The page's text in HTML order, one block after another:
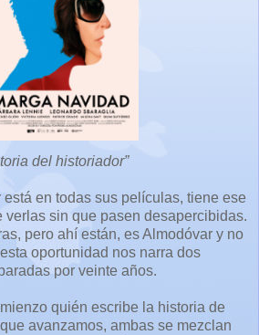
del historiador”
en todas sus películas, tiene ese
verlas sin que pasen desapercibidas.
pero ahí están, es Almodóvar y no
oportunidad nos narra dos
por veinte años.
quién escribe la historia de
avanzamos, ambas se mezclan